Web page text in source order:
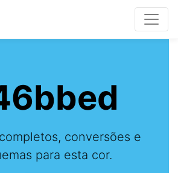
conversões e
para esta cor.